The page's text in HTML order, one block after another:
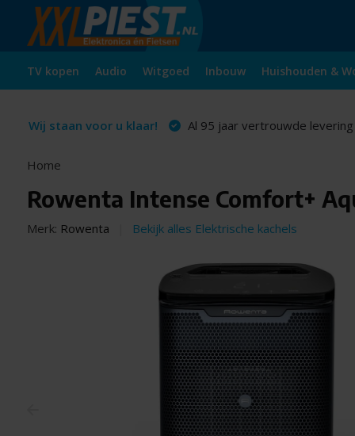
TV kopen Audio Witgoed Inbouw Huishouden &
Wij staan voor u klaar! Al 95 jaar vertrouwde
Home
Rowenta Intense Comfort+
Merk: Rowenta Bekijk alles Elektrische kachels